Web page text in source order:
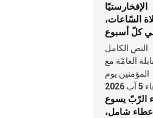
الإفخارستيّا
السّاعات،
كلّ أسبوع
وكلّ يوم، هما
في حياة
الكنيسة
النص الكامل
العامّة مع
المؤمنين يوم
2026
الرّبّ يسوع
شامل،